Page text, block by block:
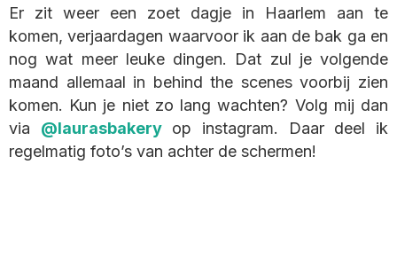
Er zit weer een zoet dagje in Haarlem aan te
komen, verjaardagen waarvoor ik aan de bak ga en
nog wat meer leuke dingen. Dat zul je volgende
maand allemaal in behind the scenes voorbij zien
komen. Kun je niet zo lang wachten? Volg mij dan
via @laurasbakeryop instagram. Daar deel ik
regelmatig foto’s van achter de schermen!